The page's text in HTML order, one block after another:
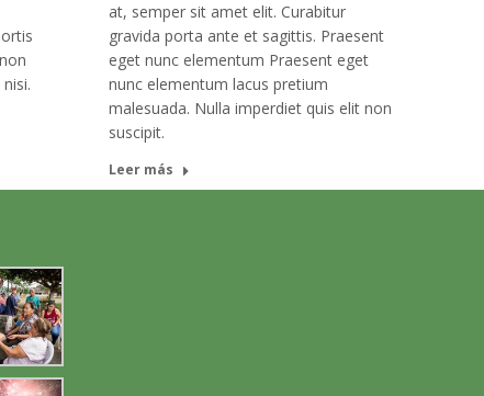
at, semper sit amet elit. Curabitur
gravida porta ante et sagittis. Praesent
eget nunc elementum Praesent eget
nunc elementum lacus pretium
malesuada. Nulla imperdiet quis elit non
suscipit.
Leer más